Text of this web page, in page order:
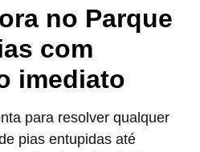
no Parque
com
imediato
para resolver qualquer
pias entupidas até